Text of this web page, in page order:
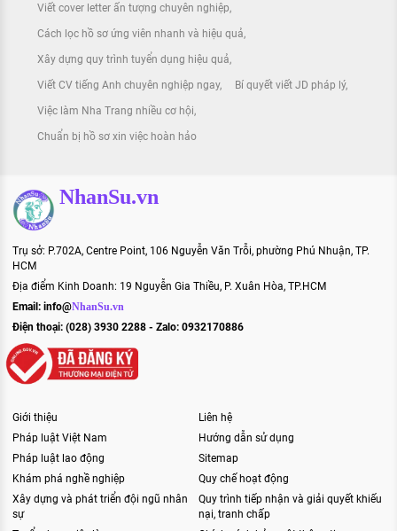
Viết cover letter ấn tượng chuyên nghiệp
Cách lọc hồ sơ ứng viên nhanh và hiệu quả
Xây dựng quy trình tuyển dụng hiệu quả
Viết CV tiếng Anh chuyên nghiệp ngay Bí quyết viết JD pháp lý
Việc làm Nha Trang nhiều cơ hội
Chuẩn bị hồ sơ xin việc hoàn hảo
NhanSu.vn
Trụ sở: P.702A, Centre Point, 106 Nguyễn Văn Trỗi, phường Phú Nhuận, TP.
HCM
Địa điểm Kinh Doanh: 19 Nguyễn Gia Thiều, P. Xuân Hòa, TP.HCM
Email: info@NhanSu.vn
Điện thoại: (028) 3930 2288 - Zalo: 0932170886
Giới thiệu
Pháp luật Việt Nam
Pháp luật lao động
Khám phá nghề nghiệp
Xây dựng và phát triển đội ngũ nhân
sự
Liên hệ
Hướng dẫn sử dụng
Sitemap
Quy chế hoạt động
Quy trình tiếp nhận và giải quyết khiếu
nại, tranh chấp